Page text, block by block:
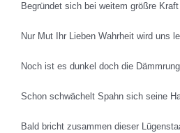
Begründet sich bei weitem größre Kraft
Nur Mut Ihr Lieben Wahrheit wird uns
Noch ist es dunkel doch die
Schon schwächelt Spahn sich seine
Bald bricht zusammen dieser